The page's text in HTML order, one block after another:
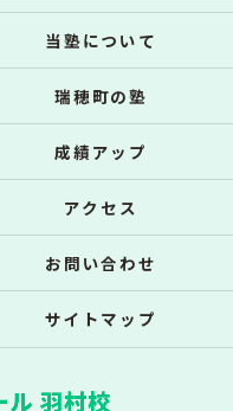
当塾について
瑞穂町の塾
成績アップ
アクセス
お問い合わせ
サイトマップ